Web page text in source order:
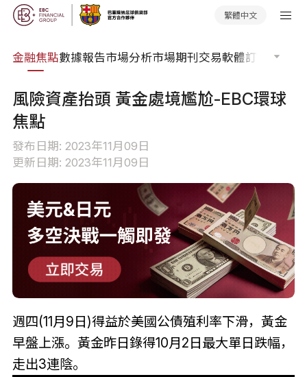
繁體中文
金融焦點數據報告市場分析市場期刊交易軟體訂單流
風險資產抬頭 黃金處境尷尬-EBC環球
焦點
發布日期: 2023年11月09日
更新日期: 2023年11月09日
週四(11月9日)得益於美國公債殖利率下滑，黃金
早盤上漲。黃金昨日錄得10月2日最大單日跌幅，
走出3連陰。